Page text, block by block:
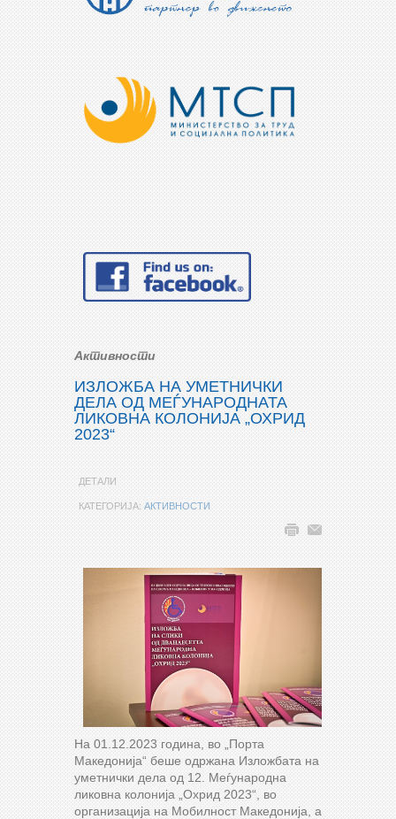
Активности
ИЗЛОЖБА НА УМЕТНИЧКИ
ДЕЛА ОД МЕЃУНАРОДНАТА
ЛИКОВНА КОЛОНИЈА „ОХРИД
2023“
ДЕТАЛИ
КАТЕГОРИЈА: АКТИВНОСТИ
На 01.12.2023 година, во „Порта
Македонија“ беше одржана Изложбата на
уметнички дела од 12. Меѓународна
ликовна колонија „Охрид 2023“, во
организација на Мобилност Македонија, а